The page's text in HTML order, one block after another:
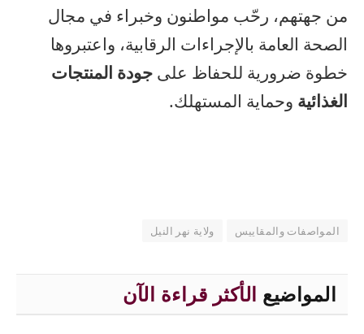
من جهتهم، رحّب مواطنون وخبراء في مجال
الصحة العامة بالإجراءات الرقابية، واعتبروها
خطوة ضرورية للحفاظ على جودة المنتجات
الغذائية وحماية المستهلك.
المواصفات والمقاييس ولاية نهر النيل
المواضيع الأكثر قراءة الآن